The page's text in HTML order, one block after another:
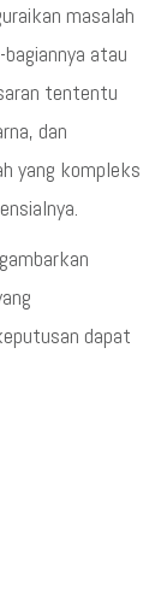
masalah
atau
tententu
dan
yang kompleks
dapat